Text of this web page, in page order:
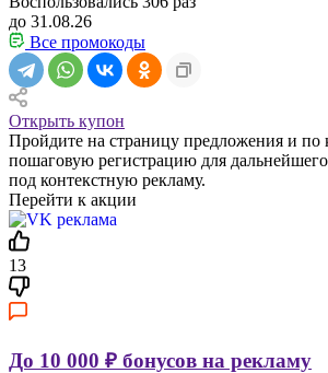
до 31.08.26
Все промокоды
Открыть купон
Пройдите на страницу предложения и по
пошаговую регистрацию для
под контекстную рекламу.
Перейти к акции
13
До 10 000 ₽ бонусов на рекламу